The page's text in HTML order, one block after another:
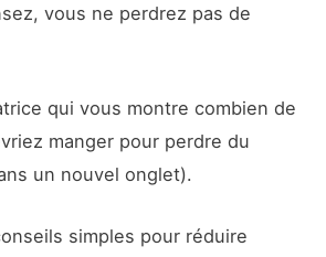
vous ne perdrez pas de
qui vous montre combien de
manger pour perdre du
un nouvel onglet).
simples pour réduire